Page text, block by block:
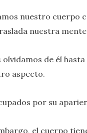
nuestro cuerpo
nuestra
olvidamos de él
aspecto.
por su
el cuerpo